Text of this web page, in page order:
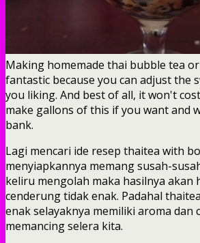
Making homemade thai bubble tea
fantastic because you can adjust the
you liking. And best of all, it won't
make gallons of this if you want and
bank.
Lagi mencari ide resep thaitea with
menyiapkannya memang susah-
keliru mengolah maka hasilnya akan
cenderung tidak enak. Padahal
enak selayaknya memiliki aroma dan
memancing selera kita.